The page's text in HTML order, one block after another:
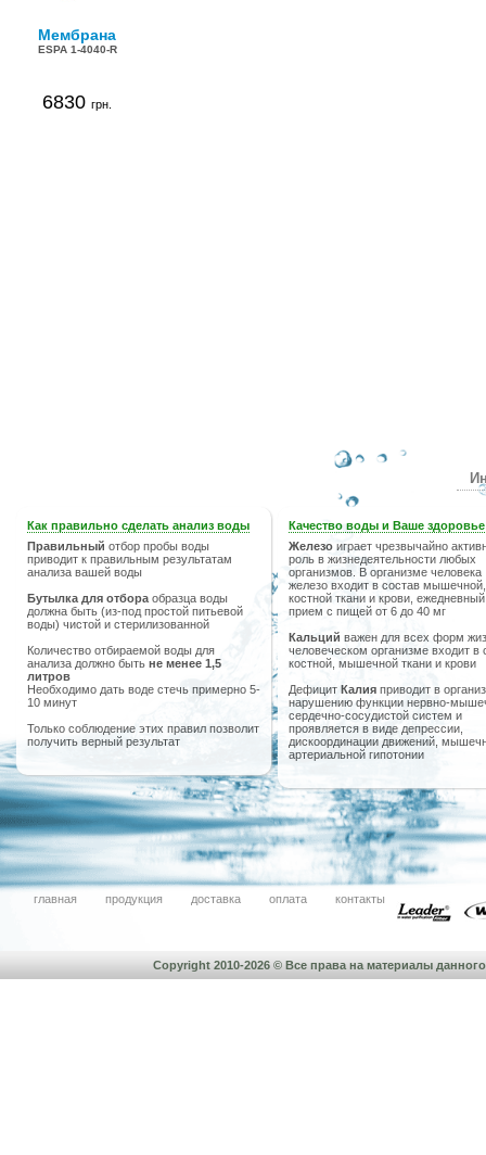
Мембрана
ESPA 1-4040-R
6830 грн.
Как правильно сделать анализ воды
Правильный отбор пробы воды
приводит к правильным результатам
анализа вашей воды
Бутылка для отбора образца воды
должна быть (из-под простой питьевой
воды) чистой и стерилизованной
Количество отбираемой воды для
анализа должно быть не менее 1,5
литров
Необходимо дать воде стечь примерно 5-
10 минут
Только соблюдение этих правил позволит
получить верный результат
Качество воды и Ваше здоровье
Железо играет чрезвычайно
роль в жизнедеятельности любых
организмов. В организме человека
железо входит в состав мышечной,
костной ткани и крови, ежедневный
прием с пищей от 6 до 40 мг
Кальций важен для всех форм
человеческом организме входит в
костной, мышечной ткани и крови
Дефицит Калия приводит в
нарушению функции нервно-
сердечно-сосудистой систем и
проявляется в виде депрессии,
дискоординации движений,
артериальной гипотонии
главная продукция доставка оплата контакты
Copyright 2010-2026 © Все права на материалы